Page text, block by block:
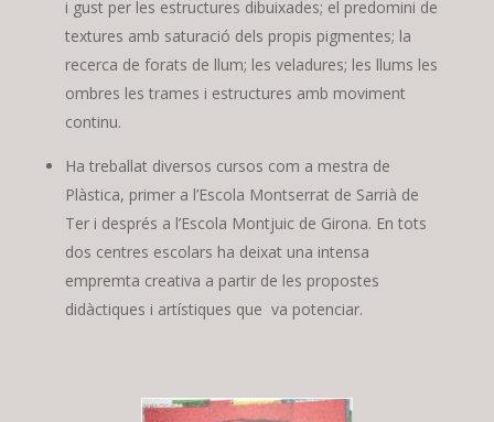
i gust per les estructures dibuixades; el predomini de
textures amb saturació dels propis pigmentes; la
recerca de forats de llum; les veladures; les llums les
ombres les trames i estructures amb moviment
continu.
Ha treballat diversos cursos com a mestra de
Plàstica, primer a l’Escola Montserrat de Sarrià de
Ter i després a l’Escola Montjuic de Girona. En tots
dos centres escolars ha deixat una intensa
empremta creativa a partir de les propostes
didàctiques i artístiques que va potenciar.